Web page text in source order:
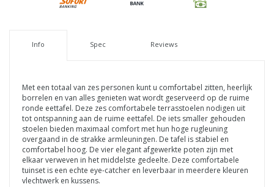
Info Spec Reviews
Met een totaal van zes personen kunt u comfortabel zitten, heerlijk
borrelen en van alles genieten wat wordt geserveerd op de ruime
ronde eettafel. Deze zes comfortabele terrasstoelen nodigen uit
tot ontspanning aan de ruime eettafel. De iets smaller gehouden
stoelen bieden maximaal comfort met hun hoge rugleuning
overgaand in de strakke armleuningen. De tafel is stabiel en
comfortabel hoog. De vier elegant afgewerkte poten zijn met
elkaar verweven in het middelste gedeelte. Deze comfortabele
tuinset is een echte eye-catcher en leverbaar in meerdere kleuren
vlechtwerk en kussens.